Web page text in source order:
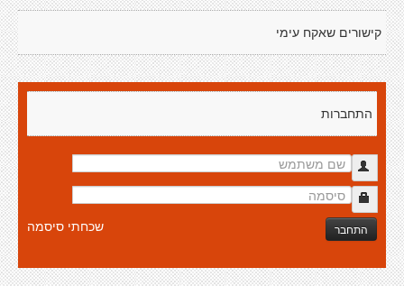
קישורים שאקח עימי
התחברות
התחבר שכחתי סיסמה